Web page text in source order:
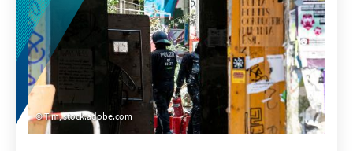
Tim, stock.adobe.com